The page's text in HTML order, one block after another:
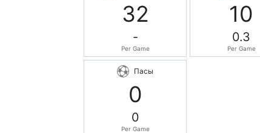
32
-
Per Game
10
0.3
Per Game
Пасы
0
0
Per Game